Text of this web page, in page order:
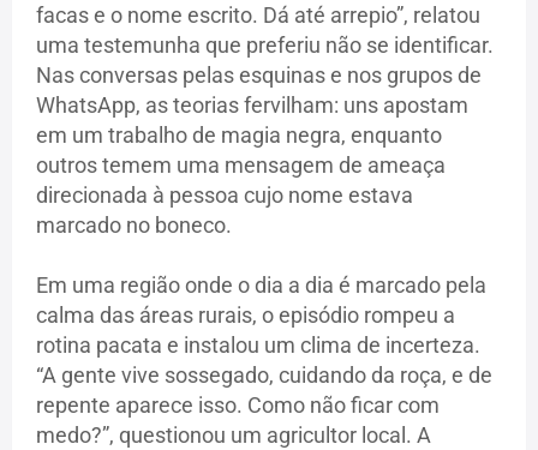
facas e o nome escrito. Dá até arrepio”, relatou
uma testemunha que preferiu não se identificar.
Nas conversas pelas esquinas e nos grupos de
WhatsApp, as teorias fervilham: uns apostam
em um trabalho de magia negra, enquanto
outros temem uma mensagem de ameaça
direcionada à pessoa cujo nome estava
marcado no boneco.
Em uma região onde o dia a dia é marcado pela
calma das áreas rurais, o episódio rompeu a
rotina pacata e instalou um clima de incerteza.
“A gente vive sossegado, cuidando da roça, e de
repente aparece isso. Como não ficar com
medo?”, questionou um agricultor local. A